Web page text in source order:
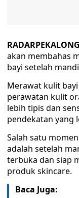
akan membahas
bayi setelah
Merawat kulit
perawatan kulit
lebih tipis dan
pendekatan yang
Salah satu
adalah setelah
terbuka dan siap
produk skincare.
Baca Juga: